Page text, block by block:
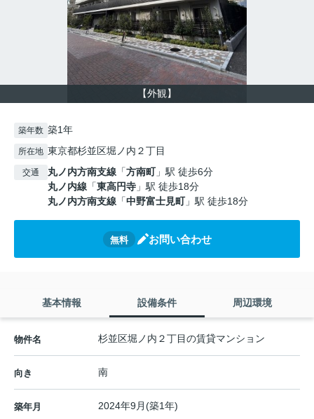
【外観】
築年数 築1年
所在地 東京都杉並区堀ノ内２丁目
交通 丸ノ内方南支線 「方南町」駅 徒歩6分
丸ノ内線 「東高円寺 」駅 徒歩18分
丸ノ内方南支線 「中野富士見町」駅 徒歩18分
無料 お問い合わせ
基本情報 設備条件 周辺環境
物件名 杉並区堀ノ内２丁目の賃貸マンション
向き 南
築年月 2024年9月(築1年)